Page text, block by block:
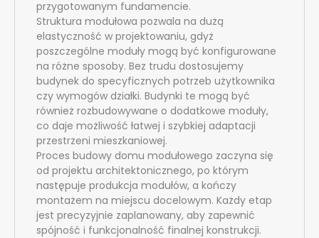
przygotowanym fundamencie.
Struktura modułowa pozwala na dużą
elastyczność w projektowaniu, gdyż
poszczególne moduły mogą być konfigurowane
na różne sposoby. Bez trudu dostosujemy
budynek do specyficznych potrzeb użytkownika
czy wymogów działki. Budynki te mogą być
również rozbudowywane o dodatkowe moduły,
co daje możliwość łatwej i szybkiej adaptacji
przestrzeni mieszkaniowej.
Proces budowy domu modułowego zaczyna się
od projektu architektonicznego, po którym
następuje produkcja modułów, a kończy
montażem na miejscu docelowym. Każdy etap
jest precyzyjnie zaplanowany, aby zapewnić
spójność i funkcjonalność finalnej konstrukcji.